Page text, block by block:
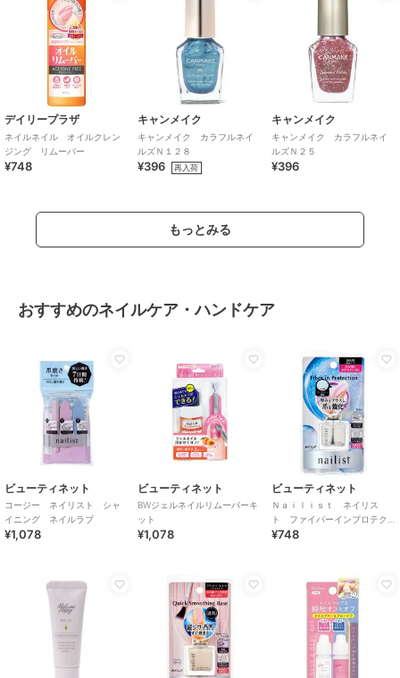
デイリープラザ
ネイルネイル オイルクレン
ジング リムーバー
¥748
キャンメイク
キャンメイク カラフルネイ
ルズＮ１２８
¥396 再入荷
キャンメイク
キャンメイク カラフルネイ
ルズＮ２５
¥396
もっとみる
おすすめのネイルケア・ハンドケア
ビューティネット
コージー ネイリスト シャ
イニング ネイルラブ
¥1,078
ビューティネット
BWジェルネイルリムーバーキ
ット
¥1,078
ビューティネット
Ｎａｉｌｉｓｔ ネイリス
ト ファイバーインプロテク
ション
¥748